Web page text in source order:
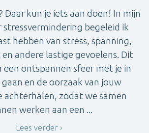
Daar kun je iets aan doen! In mijn
begeleid ik
hebben van stress, spanning,
andere lastige gevoelens. Dit
een ontspannen sfeer met je in
en de oorzaak van jouw
achterhalen, zodat we samen
werken aan een ...
Lees verder